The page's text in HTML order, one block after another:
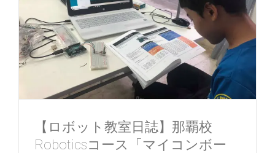
【ロボット教室日誌】那覇校
Roboticsコース「マイコンボー